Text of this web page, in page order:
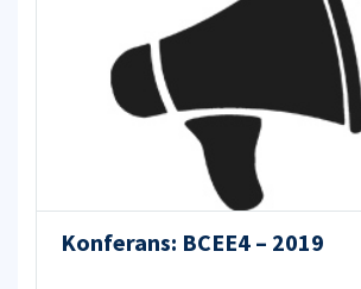
Konferans: BCEE4 – 2019